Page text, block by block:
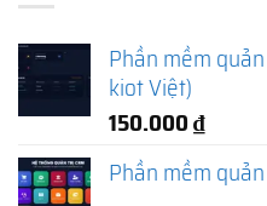
Phần mềm
kiot Việt)
150.000₫
Phần mềm